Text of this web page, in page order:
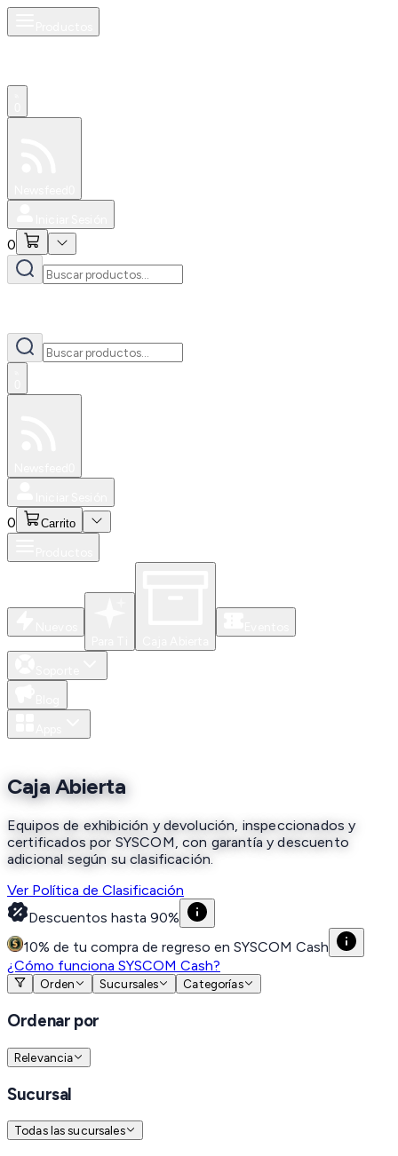
0
0 Carrito
Caja Abierta
Equipos de exhibición y devolución, inspeccionados y
certificados por SYSCOM, con garantía y descuento
adicional según su clasificación.
Ver Política de Clasificación
Descuentos hasta 90%
10% de tu compra de regreso en SYSCOM Cash
¿Cómo funciona SYSCOM Cash?
Orden Sucursales Categorías
Ordenar por
Relevancia
Sucursal
Todas las sucursales